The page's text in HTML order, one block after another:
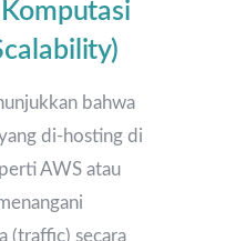
bahwa
di-hosting di
AWS atau
(traffic) secara